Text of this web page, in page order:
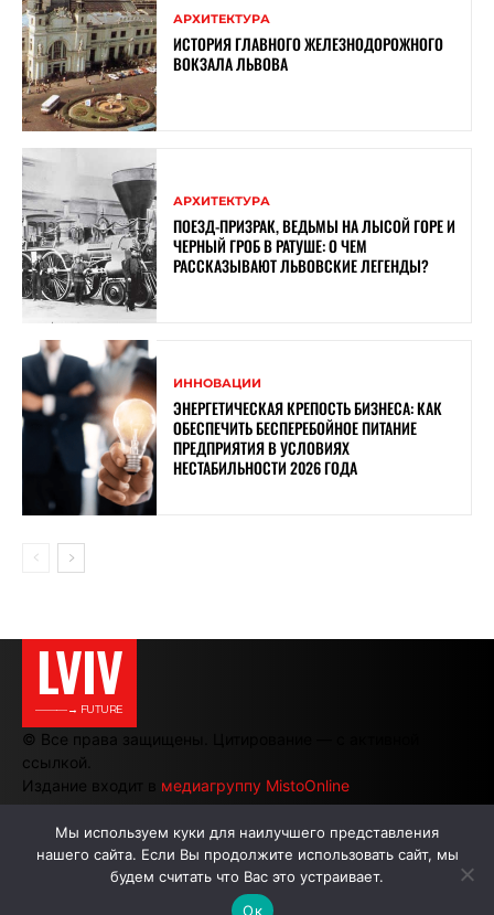
АРХИТЕКТУРА
ИСТОРИЯ ГЛАВНОГО ЖЕЛЕЗНОДОРОЖНОГО
ВОКЗАЛА ЛЬВОВА
АРХИТЕКТУРА
ПОЕЗД-ПРИЗРАК, ВЕДЬМЫ НА ЛЫСОЙ ГОРЕ И
ЧЕРНЫЙ ГРОБ В РАТУШЕ: О ЧЕМ
РАССКАЗЫВАЮТ ЛЬВОВСКИЕ ЛЕГЕНДЫ?
ИННОВАЦИИ
ЭНЕРГЕТИЧЕСКАЯ КРЕПОСТЬ БИЗНЕСА: КАК
ОБЕСПЕЧИТЬ БЕСПЕРЕБОЙНОЕ ПИТАНИЕ
ПРЕДПРИЯТИЯ В УСЛОВИЯХ
НЕСТАБИЛЬНОСТИ 2026 ГОДА
LVIV
———→ FUTURE
© Все права защищены. Цитирование — с активной
ссылкой.
Издание входит в медиагруппу MistoOnline
АВТОРЫ РЕКЛАМА НА САЙТЕ
Мы используем куки для наилучшего представления
нашего сайта. Если Вы продолжите использовать сайт, мы
будем считать что Вас это устраивает.
Ок